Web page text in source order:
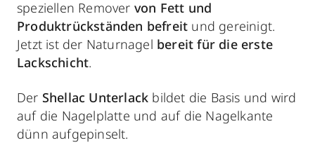
speziellen Remover von Fett und
Produktrückständen befreit und gereinigt.
Jetzt ist der Naturnagel bereit für die erste
Lackschicht.
Der Shellac Unterlack bildet die Basis und wird
auf die Nagelplatte und auf die Nagelkante
dünn aufgepinselt.